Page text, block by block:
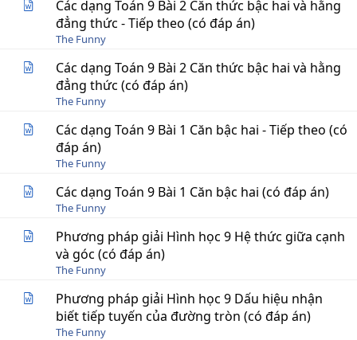
Các dạng Toán 9 Bài 2 Căn thức bậc hai và hằng
đẳng thức - Tiếp theo (có đáp án)
The Funny
Các dạng Toán 9 Bài 2 Căn thức bậc hai và hằng
đẳng thức (có đáp án)
The Funny
Các dạng Toán 9 Bài 1 Căn bậc hai - Tiếp theo (có
đáp án)
The Funny
Các dạng Toán 9 Bài 1 Căn bậc hai (có đáp án)
The Funny
Phương pháp giải Hình học 9 Hệ thức giữa cạnh
và góc (có đáp án)
The Funny
Phương pháp giải Hình học 9 Dấu hiệu nhận
biết tiếp tuyến của đường tròn (có đáp án)
The Funny